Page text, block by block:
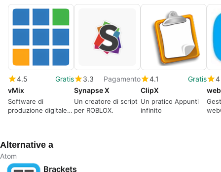
4.5
Gratis
vMix
Software di
produzione digitale
3.3
Pagamento
Synapse X
Un creatore di script
per ROBLOX.
4.1
Gratis
ClipX
Un pratico Appunti
infinito
4
Alternative a
Atom
Brackets